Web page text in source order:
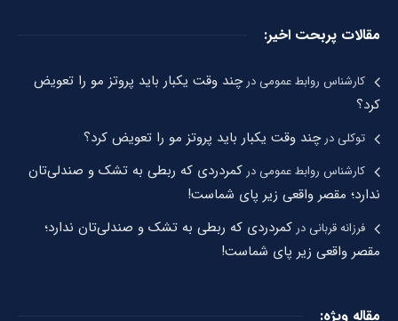
مقالات پربحت اخیر:
کارشناس روابط عمومیدرچند وقت یکبار باید پروتز مو را تعویض
کرد؟
توکلیدرچند وقت یکبار باید پروتز مو را تعویض کرد؟
کارشناس روابط عمومیدر کمردردی که ربطی به تشک و صندلی‌تان
ندارد؛ مقصر واقعی زیر پای شماست!
فرزانه قربانیدر کمردردی که ربطی به تشک و صندلی‌تان ندارد؛
مقصر واقعی زیر پای شماست!
مقاله ویژه: